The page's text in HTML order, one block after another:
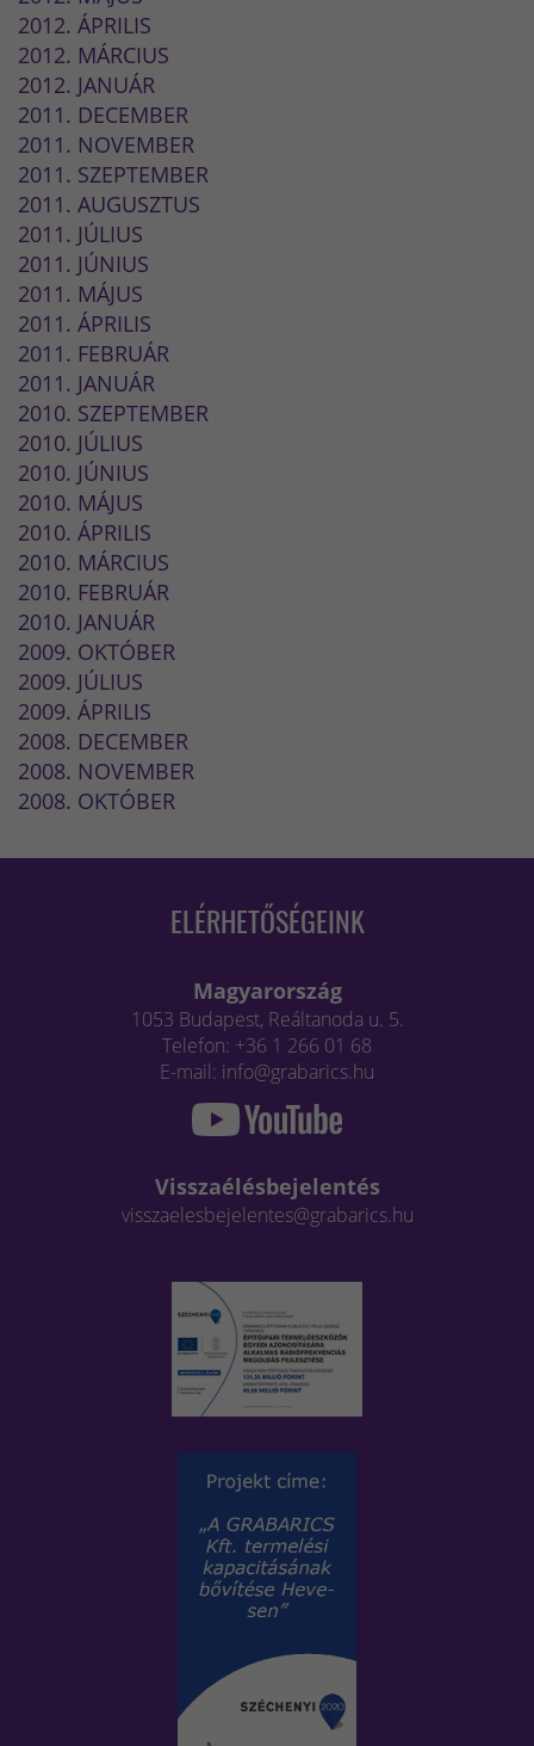
2012. ÁPRILIS
2012. MÁRCIUS
2012. JANUÁR
2011. DECEMBER
2011. NOVEMBER
2011. SZEPTEMBER
2011. AUGUSZTUS
2011. JÚLIUS
2011. JÚNIUS
2011. MÁJUS
2011. ÁPRILIS
2011. FEBRUÁR
2011. JANUÁR
2010. SZEPTEMBER
2010. JÚLIUS
2010. JÚNIUS
2010. MÁJUS
2010. ÁPRILIS
2010. MÁRCIUS
2010. FEBRUÁR
2010. JANUÁR
2009. OKTÓBER
2009. JÚLIUS
2009. ÁPRILIS
2008. DECEMBER
2008. NOVEMBER
2008. OKTÓBER
ELÉRHETŐSÉGEINK
Magyarország
1053 Budapest, Reáltanoda u. 5.
Telefon: +36 1 266 01 68
E-mail: info@grabarics.hu
Visszaélésbejelentés
visszaelesbejelentes@grabarics.hu